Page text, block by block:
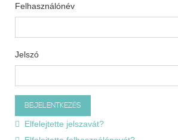
Felhasználónév
Jelszó
Elfelejtette jelszavát?